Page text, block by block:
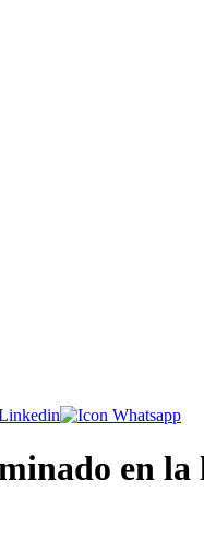
en la